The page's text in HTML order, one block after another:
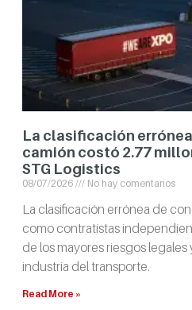
La clasificación
camión costó 2.77
STG Logistics
08/07/2026 No hay comentarios
La clasificación errónea de
como contratistas
de los mayores riesgos legales
industria del transporte.
Read More »